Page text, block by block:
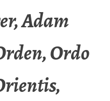
Adam
Ordo